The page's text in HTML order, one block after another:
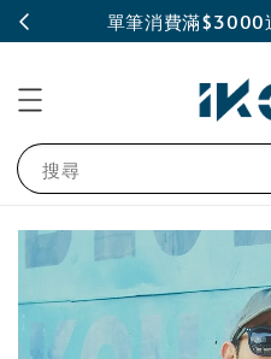
單筆消費滿$3000
搜尋